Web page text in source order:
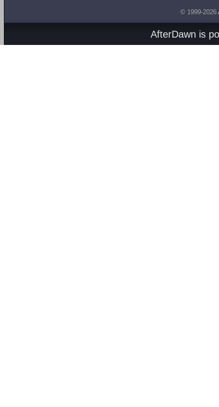
© 1999-2026
AfterDawn is